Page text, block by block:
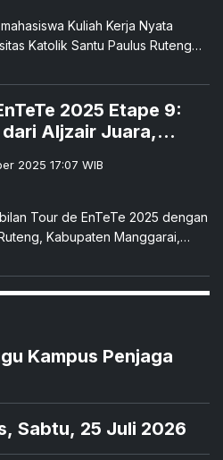
Kuliah Kerja Nyata
Katolik Santu Paulus Ruteng
dini bagi para penghuni
Kelurahan Pagal, Kecamatan
Manggarai, Sabtu (18/10).
2025 Etape 9:
Aljzair Juara,
2025 17:07 WIB
Tour de EnTeTe 2025 dengan
Kabupaten Manggarai,
Kampus Penjaga
Sabtu, 25 Juli 2026